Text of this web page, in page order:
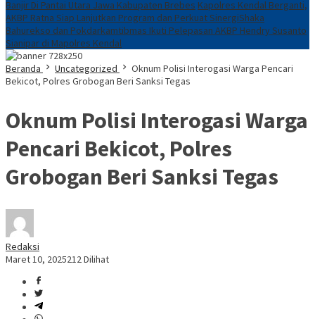
Banjir Di Pantai Utara Jawa Kabupaten Brebes Kapolres Kendal Berganti,
AKBP Ratna Siap Lanjutkan Program dan Perkuat Sinergi​Shaka
Bahurekso dan Pokdarkamtibmas Ikuti Pelepasan AKBP Hendry Susanto
Sianipar di Mapolres Kendal
Beranda
Uncategorized
Oknum Polisi Interogasi Warga Pencari
Bekicot, Polres Grobogan Beri Sanksi Tegas
Oknum Polisi Interogasi Warga
Pencari Bekicot, Polres
Grobogan Beri Sanksi Tegas
Redaksi
Maret 10, 2025212 Dilihat